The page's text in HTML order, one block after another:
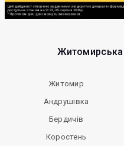
Житомирська
Житомир
Андрушівка
Бердичів
Коростень